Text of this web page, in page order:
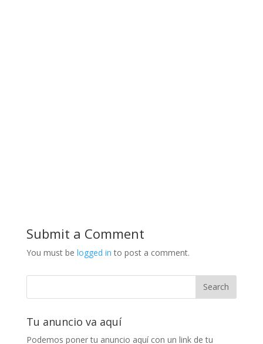
Submit a Comment
You must be logged in to post a comment.
Tu anuncio va aquí
Podemos poner tu anuncio aquí con un link de tu